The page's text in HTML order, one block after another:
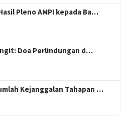
Pleno AMPI kepada Ba…
Doa Perlindungan d…
Kejanggalan Tahapan …